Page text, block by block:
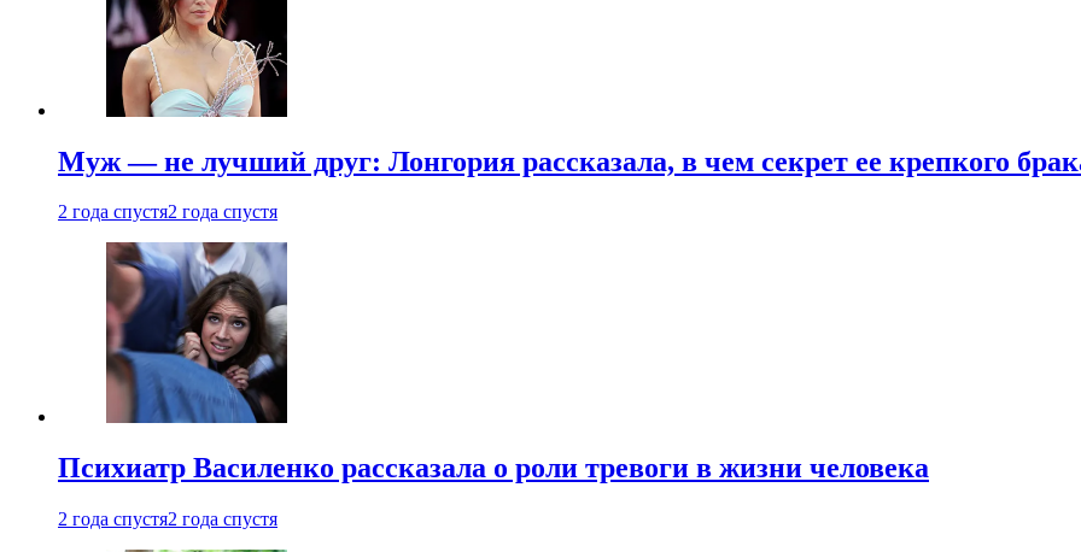
Муж — не лучший друг: Лонгория рассказала, в чем секрет ее крепкого
2 года спустя2 года спустя
Психиатр Василенко рассказала о роли тревоги в жизни человека
2 года спустя2 года спустя